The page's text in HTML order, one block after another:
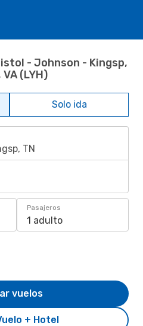
- Johnson - Kingsp,
(LYH)
Solo ida
TN
Pasajeros
1 adulto
+ Hotel
vuelos